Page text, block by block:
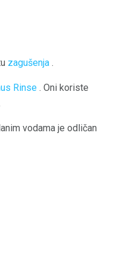
zagušenja .
Rinse . Oni koriste
vodama je odličan